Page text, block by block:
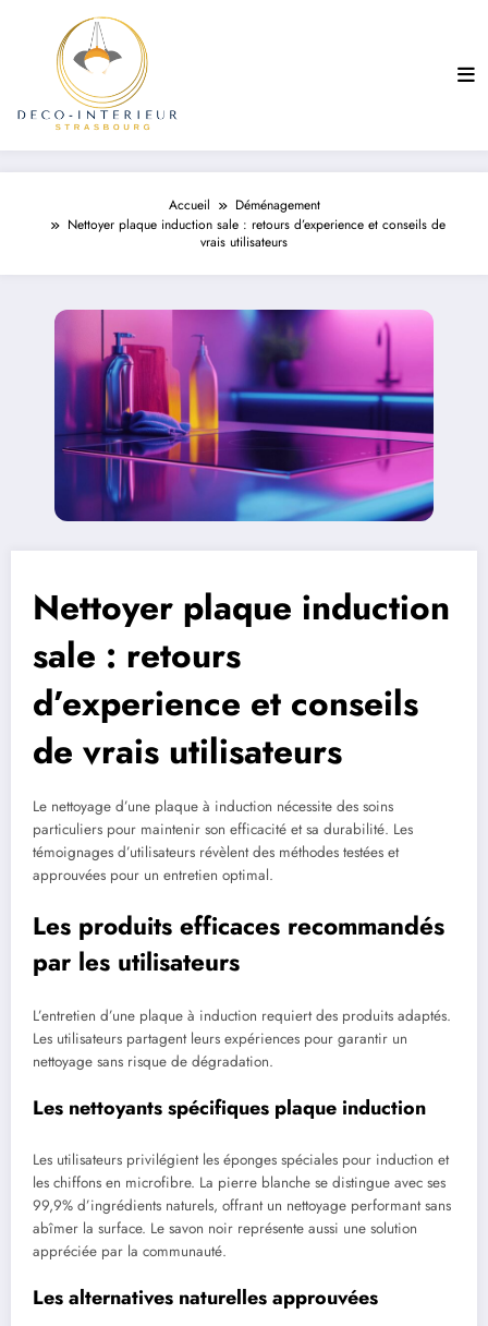
Accueil
Déménagement
Nettoyer plaque induction sale : retours d’experience et conseils de
vrais utilisateurs
Nettoyer plaque induction
sale : retours
d’experience et conseils
de vrais utilisateurs
Le nettoyage d’une plaque à induction nécessite des soins
particuliers pour maintenir son efficacité et sa durabilité. Les
témoignages d’utilisateurs révèlent des méthodes testées et
approuvées pour un entretien optimal.
Les produits efficaces recommandés
par les utilisateurs
L’entretien d’une plaque à induction requiert des produits adaptés.
Les utilisateurs partagent leurs expériences pour garantir un
nettoyage sans risque de dégradation.
Les nettoyants spécifiques plaque induction
Les utilisateurs privilégient les éponges spéciales pour induction et
les chiffons en microfibre. La pierre blanche se distingue avec ses
99,9% d’ingrédients naturels, offrant un nettoyage performant sans
abîmer la surface. Le savon noir représente aussi une solution
appréciée par la communauté.
Les alternatives naturelles approuvées